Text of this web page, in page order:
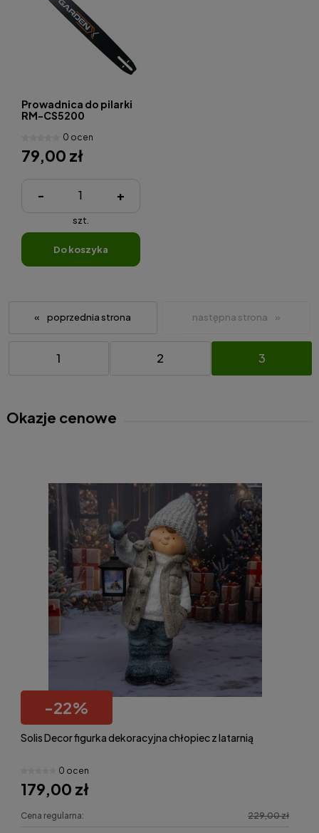
Prowadnica do pilarki
RM-CS5200
0 ocen
79,00 zł
- +
szt.
do koszyka
«
1 2 3
»
Okazje cenowe
-22%
Solis Decor figurka dekoracyjna chłopiec z latarnią
0 ocen
179,00 zł
Cena regularna: 229,00 zł